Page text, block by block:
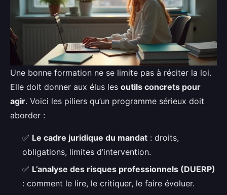
Une bonne formation ne se limite pas à réciter la loi.
Elle doit donner aux élus les outils concrets pour
agir. Voici les piliers qu’un programme sérieux doit
aborder :
✅ Le cadre juridique du mandat : droits,
obligations, limites d’intervention.
✅ L’analyse des risques professionnels (DUERP)
: comment le lire, le critiquer, le faire évoluer.